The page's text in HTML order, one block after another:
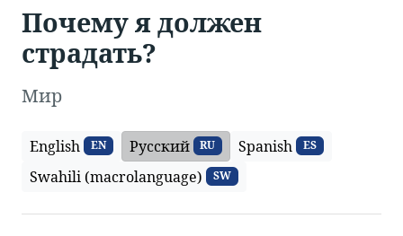
Почему я должен
страдать?
Мир
English EN Русский RU Spanish ES
Swahili (macrolanguage) SW